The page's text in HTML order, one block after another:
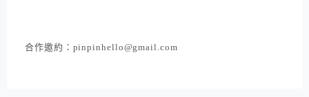
合作邀約：pinpinhello@gmail.com